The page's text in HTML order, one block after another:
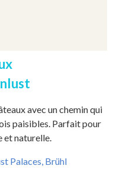
avec un chemin qui
paisibles. Parfait pour
et naturelle.
Palaces, Brühl